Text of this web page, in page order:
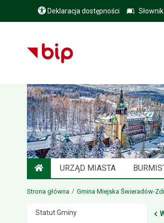
Deklaracja dostępności
URZĄD MIASTA
Strona główna Gmina Miejska Świeradów-
Statut Gminy